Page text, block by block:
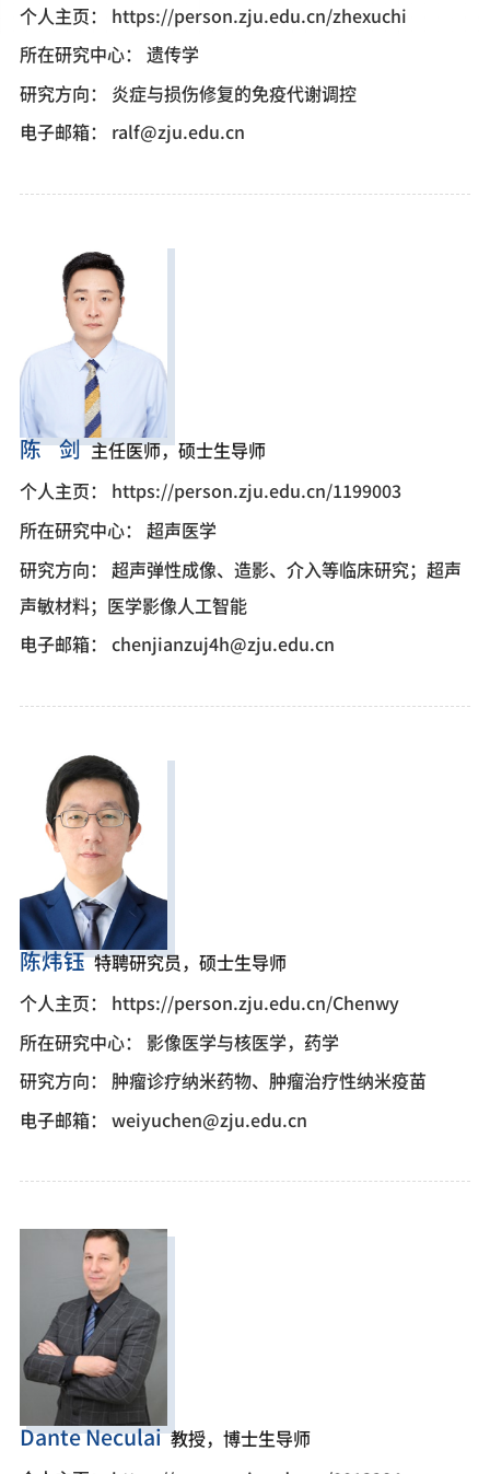
个人主页：
https://person.zju.edu.cn/zhexuchi
所在研究中心： 遗传学
研究方向：
炎症与损伤修复的免疫代谢调控
电子邮箱：
ralf@zju.edu.cn
陈 剑 主任医师，硕士生导师
个人主页：
https://person.zju.edu.cn/1199003
所在研究中心： 超声医学
研究方向： 超声弹性成像、造影、介入等临床研究；超声
声敏材料；医学影像人工智能
电子邮箱： chenjianzuj4h@zju.edu.cn
陈炜钰 特聘研究员，硕士生导师
个人主页：
https://person.zju.edu.cn/Chenwy
所在研究中心：
影像医学与核医学，药学
研究方向： 肿瘤诊疗纳米药物、肿瘤治疗性纳米疫苗
电子邮箱： weiyuchen@zju.edu.cn
Dante Neculai 教授，博士生导师